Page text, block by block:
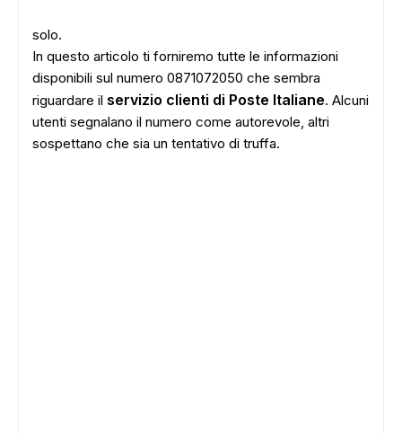
solo.
In questo articolo ti forniremo tutte le informazioni
disponibili sul numero 0871072050 che sembra
riguardare il servizio clienti di Poste Italiane. Alcuni
utenti segnalano il numero come autorevole, altri
sospettano che sia un tentativo di truffa.